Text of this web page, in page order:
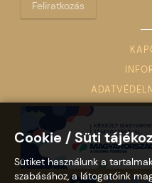
Feliratkozás
Cookie / Süti
Sütiket használunk a
szabásához, a látogatóink